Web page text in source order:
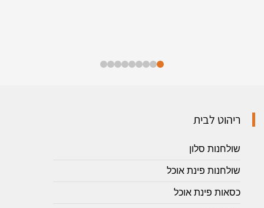
ריהוט לבית
שולחנות סלון
שולחנות פינת אוכל
כסאות פינת אוכל